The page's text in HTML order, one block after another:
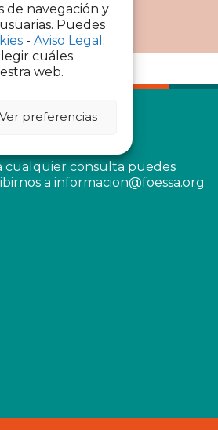
de navegación y
Puedes
- Aviso Legal .
cuáles
web.
Ver preferencias
cualquier consulta puedes
a informacion@foessa.org